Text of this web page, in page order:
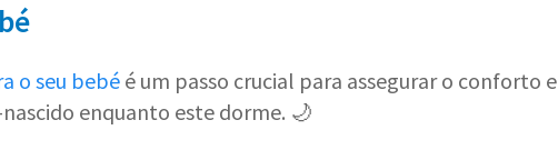
o seu bebéé um passo crucial para assegurar o conforto e
enquanto este dorme. 🌙